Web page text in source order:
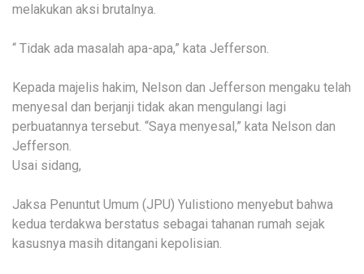
melakukan aksi brutalnya.
“ Tidak ada masalah apa-apa,” kata Jefferson.
Kepada majelis hakim, Nelson dan Jefferson mengaku telah
menyesal dan berjanji tidak akan mengulangi lagi
perbuatannya tersebut. “Saya menyesal,” kata Nelson dan
Jefferson.
Usai sidang,
Jaksa Penuntut Umum (JPU) Yulistiono menyebut bahwa
kedua terdakwa berstatus sebagai tahanan rumah sejak
kasusnya masih ditangani kepolisian.